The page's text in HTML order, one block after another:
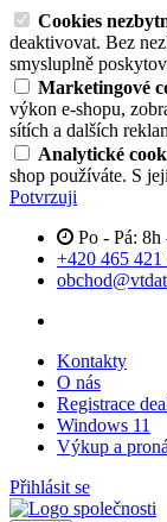
Cookies
deaktivovat. Bez
smysluplně
Marketingové
výkon e-shopu,
sítích a dalších
Analytické
shop používáte. S
Potvrzuji
Po - Pá: 8h
+420 465 421
Kontakty
O nás
Registrace
Windows 11
Výkup a
Přihlásit se